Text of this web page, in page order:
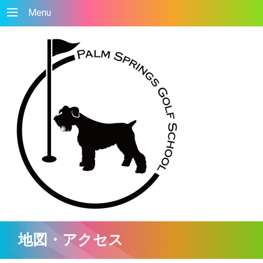
Menu
地図・アクセス